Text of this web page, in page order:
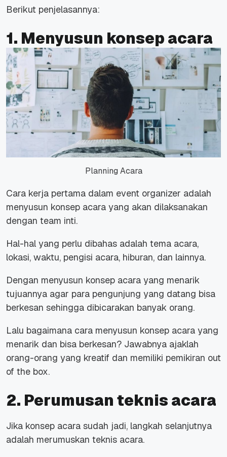
Berikut penjelasannya:
1. Menyusun konsep acara
Planning Acara
Cara kerja pertama dalam event organizer adalah
menyusun konsep acara yang akan dilaksanakan
dengan team inti.
Hal-hal yang perlu dibahas adalah tema acara,
lokasi, waktu, pengisi acara, hiburan, dan lainnya.
Dengan menyusun konsep acara yang menarik
tujuannya agar para pengunjung yang datang bisa
berkesan sehingga dibicarakan banyak orang.
Lalu bagaimana cara menyusun konsep acara yang
menarik dan bisa berkesan? Jawabnya ajaklah
orang-orang yang kreatif dan memiliki pemikiran out
of the box.
2. Perumusan teknis acara
Jika konsep acara sudah jadi, langkah selanjutnya
adalah merumuskan teknis acara.